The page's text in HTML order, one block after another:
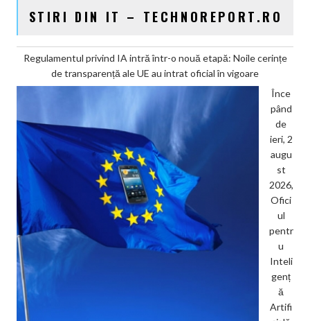
STIRI DIN IT – TECHNOREPORT.RO
Regulamentul privind IA intră într-o nouă etapă: Noile cerințe
de transparență ale UE au intrat oficial în vigoare
Înce
pând
de
ieri, 2
augu
st
2026,
Ofici
ul
pentr
u
Inteli
genț
ă
Artifi